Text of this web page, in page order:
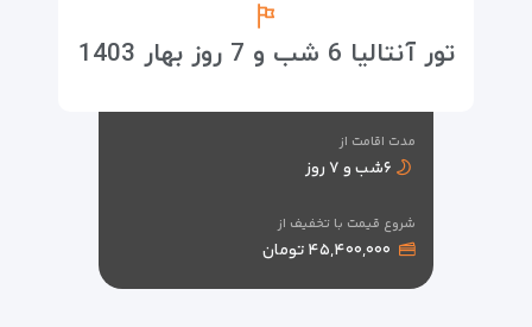
تور آنتالیا 6 شب و 7 روز بهار 1403
مدت اقامت از
۶شب و ۷ روز
شروع قیمت با تخفیف از
۴۵,۴۰۰,۰۰۰ تومان